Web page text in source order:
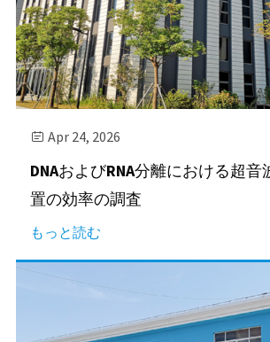
 Apr 24, 2026
DNAおよびRNA分離における超
置の効率の調査
もっと読む